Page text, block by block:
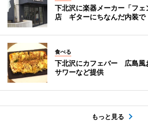
下北沢に楽器メーカー「フ
店 ギターにちなんだ内装で
食べる
下北沢にカフェバー 広島風
サワーなど提供
もっと見る